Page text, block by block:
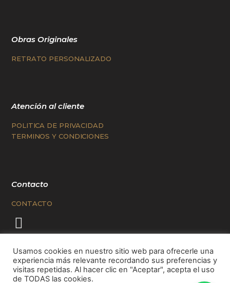
Obras Originales
RETRATO PERSONALIZADO
Atención al cliente
POLITICA DE PRIVACIDAD
TERMINOS Y CONDICIONES
Contacto
CONTACTO
Usamos cookies en nuestro sitio web para ofrecerle una
experiencia más relevante recordando sus preferencias y
visitas repetidas. Al hacer clic en "Aceptar", acepta el uso
de TODAS las cookies.